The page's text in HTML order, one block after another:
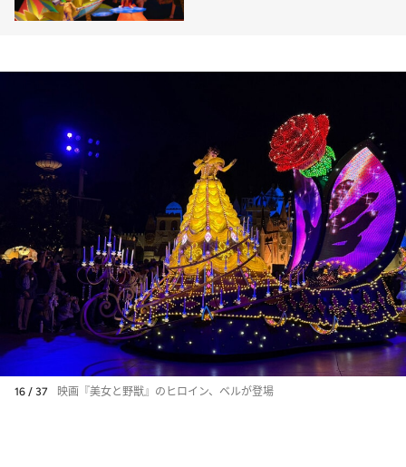
16 / 37 映画『美女と野獣』のヒロイン、ベルが登場